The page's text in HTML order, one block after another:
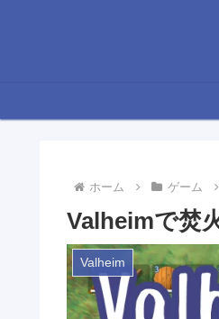
ホーム ゲーム
Valheimで焚
Valheim